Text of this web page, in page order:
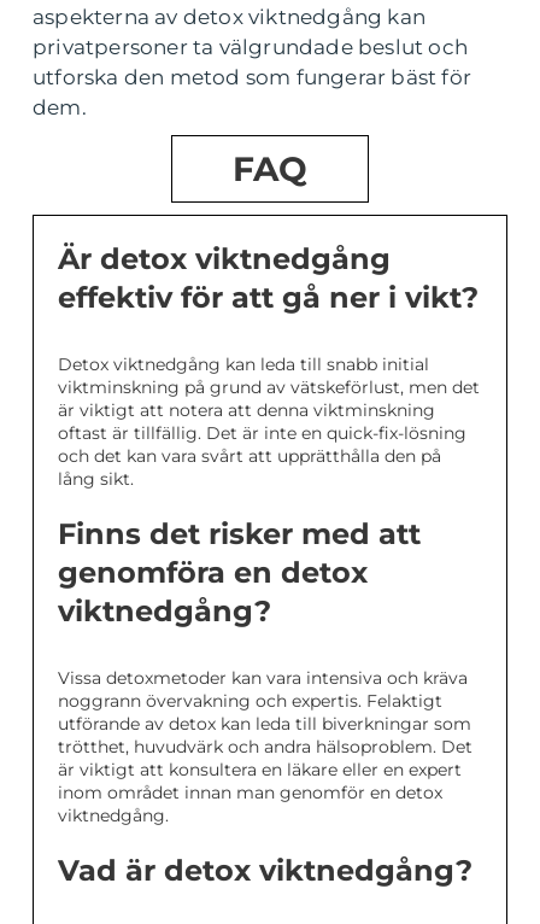
aspekterna av detox viktnedgång kan
privatpersoner ta välgrundade beslut och
utforska den metod som fungerar bäst för
dem.
FAQ
Är detox viktnedgång
effektiv för att gå ner i vikt?
Detox viktnedgång kan leda till snabb initial
viktminskning på grund av vätskeförlust, men det
är viktigt att notera att denna viktminskning
oftast är tillfällig. Det är inte en quick-fix-lösning
och det kan vara svårt att upprätthålla den på
lång sikt.
Finns det risker med att
genomföra en detox
viktnedgång?
Vissa detoxmetoder kan vara intensiva och kräva
noggrann övervakning och expertis. Felaktigt
utförande av detox kan leda till biverkningar som
trötthet, huvudvärk och andra hälsoproblem. Det
är viktigt att konsultera en läkare eller en expert
inom området innan man genomför en detox
viktnedgång.
Vad är detox viktnedgång?